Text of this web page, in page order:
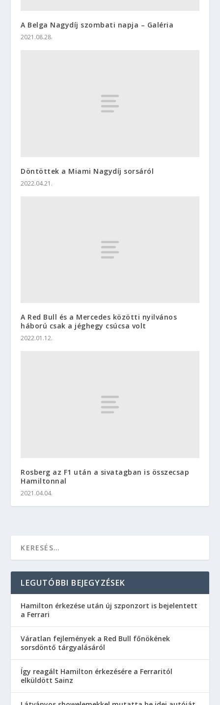
A Belga Nagydíj szombati napja – Galéria
2021.08.28.
Döntöttek a Miami Nagydíj sorsáról
2022.04.21.
A Red Bull és a Mercedes közötti nyilvános
háború csak a jéghegy csúcsa volt
2022.01.12.
Rosberg az F1 után a sivatagban is összecsap
Hamiltonnal
2021.04.04.
LEGUTÓBBI BEJEGYZÉSEK
Hamilton érkezése után új szponzort is bejelentett
a Ferrari
Váratlan fejlemények a Red Bull főnökének
sorsdöntő tárgyalásáról
Így reagált Hamilton érkezésére a Ferraritól
elküldött Sainz